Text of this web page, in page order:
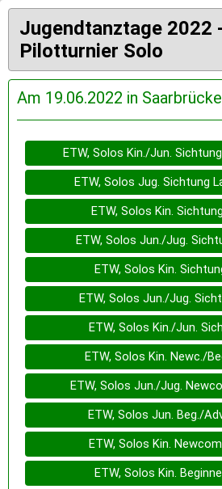
Jugendtanztage 2022
Pilotturnier Solo
Am 19.06.2022 in
ETW, Solos Kin./Jun.
ETW, Solos Jug. Sichtung
ETW, Solos Kin.
ETW, Solos Jun./Jug.
ETW, Solos Kin.
ETW, Solos Jun./Jug.
ETW, Solos Kin./Jun.
ETW, Solos Kin. Newc./
ETW, Solos Jun./Jug.
ETW, Solos Jun. Beg./
ETW, Solos Kin.
ETW, Solos Kin.